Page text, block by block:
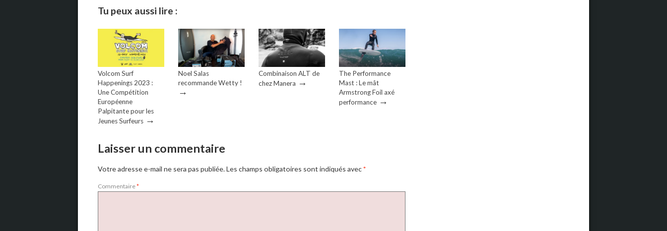
Tu peux aussi lire :
Volcom Surf
Happenings 2023 :
Une Compétition
Européenne
Palpitante pour les
Jeunes Surfeurs →
Noel Salas
recommande Wetty !
→
Combinaison ALT de
chez Manera →
The Performance
Mast : Le mât
Armstrong Foil axé
performance →
Laisser un commentaire
Votre adresse e-mail ne sera pas publiée.Les champs obligatoires sont indiqués avec*
Commentaire*